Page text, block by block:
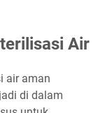
Air
air aman
di dalam